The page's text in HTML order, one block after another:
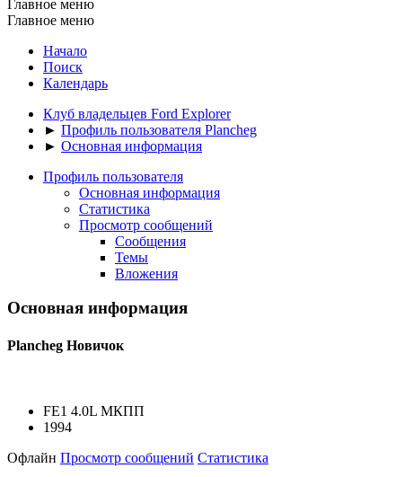
Главное меню
Главное меню
Начало
Поиск
Календарь
Клуб владельцев Ford Explorer
► Профиль пользователя Plancheg
► Основная информация
Профиль пользователя
Основная информация
Статистика
Просмотр сообщений
Сообщения
Темы
Вложения
Основная информация
Plancheg Новичок
FE1 4.0L МКПП
1994
Офлайн Просмотр сообщений Статистика